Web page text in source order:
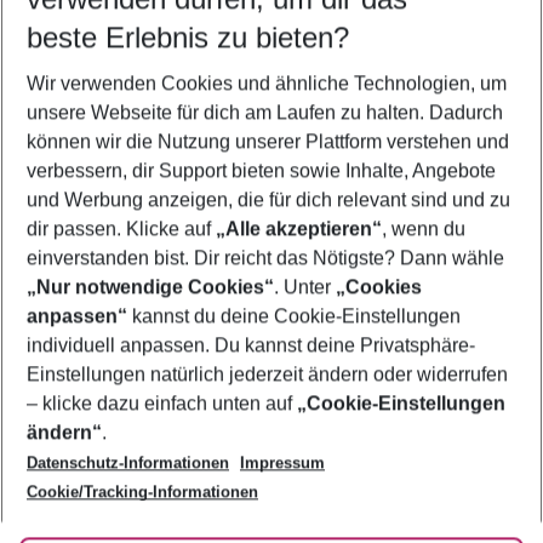
5-8 Nächte
2 Erwachsene Keine Kinder
Mehr Filter anzeigen
Footer
Footer navigation
Über uns
AGB
Bestpreisgarantie
Cookie-Einstellungen ändern
Cookie-Richtlinie
Agenturbetreuung
Barrierefreies Reisen
Folge uns
beste Erlebnis zu bieten?
Wir verwenden Cookies und ähnliche Technologien, um
unsere Webseite für dich am Laufen zu halten. Dadurch
können wir die Nutzung unserer Plattform verstehen und
verbessern, dir Support bieten sowie Inhalte, Angebote
und Werbung anzeigen, die für dich relevant sind und zu
dir passen. Klicke auf „Alle akzeptieren“, wenn du
einverstanden bist. Dir reicht das Nötigste? Dann wähle
„Nur notwendige Cookies“. Unter „Cookies
anpassen“ kannst du deine Cookie-Einstellungen
individuell anpassen. Du kannst deine Privatsphäre-
Einstellungen natürlich jederzeit ändern oder widerrufen
– klicke dazu einfach unten auf „Cookie-Einstellungen
ändern“.
Datenschutz-Informationen
Impressum
Cookie/Tracking-Informationen